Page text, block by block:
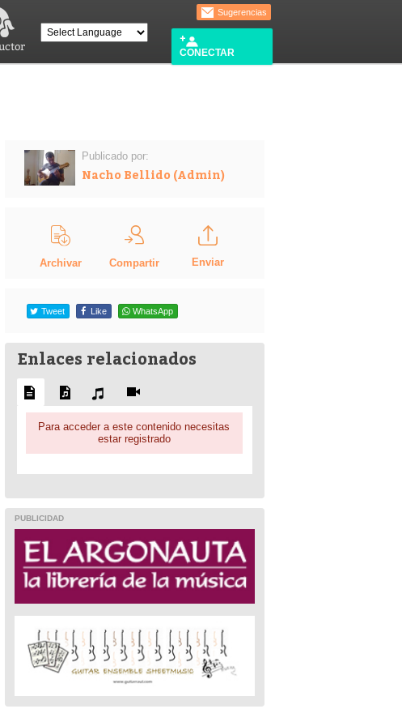
Sugerencias
CONECTAR
Publicado por:
Nacho Bellido (Admin)
Archivar Compartir Enviar
Tweet Like WhatsApp
Enlaces relacionados
Para acceder a este contenido necesitas
estar registrado
PUBLICIDAD